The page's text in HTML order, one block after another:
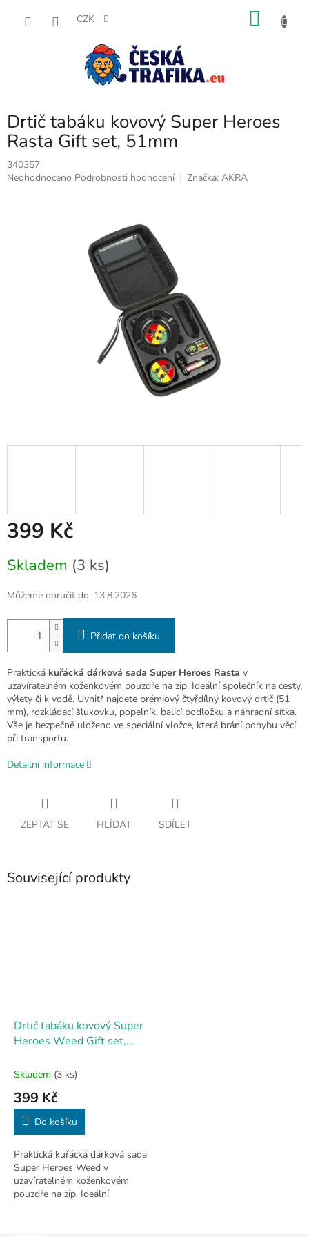
CZK
Drtič tabáku kovový Super Heroes
Rasta Gift set, 51mm
340357
Průměrné
Neohodnoceno Podrobnosti hodnocení Značka: AKRA
399 Kč
cena:
Skladem (3 ks)
Můžeme doručit do: 13.8.2026
Přidat do košíku
Praktická kuřácká dárková sada Super Heroes Rasta v
uzavíratelném koženkovém pouzdře na zip. Ideální společník na cesty,
výlety či k vodě. Uvnitř najdete prémiový čtyřdílný kovový drtič (51
mm), rozkládací šlukovku, popelník, balicí podložku a náhradní sítka.
Vše je bezpečně uloženo ve speciální vložce, která brání pohybu věcí
při transportu.
Detailní informace
ZEPTAT SE HLÍDAT SDÍLET
Související produkty
Drtič tabáku kovový Super
Heroes Weed Gift set,
Skladem (3 ks)
399 Kč
Do košíku
Praktická kuřácká dárková sada
Super Heroes Weed v
uzavíratelném koženkovém
pouzdře na zip. Ideální